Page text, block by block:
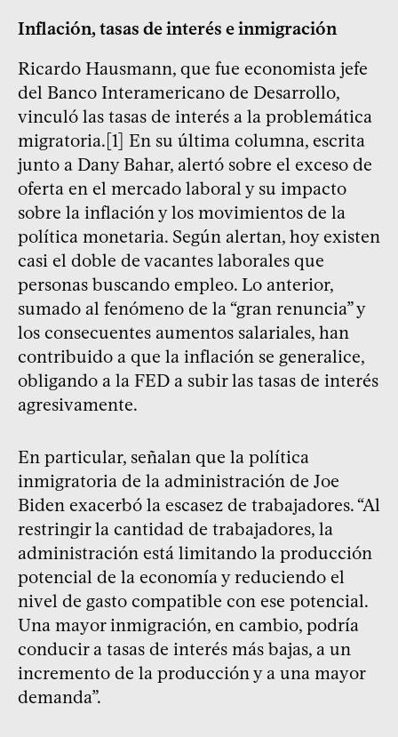
Inflación, tasas de interés e inmigración
Ricardo Hausmann, que fue economista jefe
del Banco Interamericano de Desarrollo,
vinculó las tasas de interés a la problemática
migratoria.[1] En su última columna, escrita
junto a Dany Bahar, alertó sobre el exceso de
oferta en el mercado laboral y su impacto
sobre la inflación y los movimientos de la
política monetaria. Según alertan, hoy existen
casi el doble de vacantes laborales que
personas buscando empleo. Lo anterior,
sumado al fenómeno de la “gran renuncia” y
los consecuentes aumentos salariales, han
contribuido a que la inflación se generalice,
obligando a la FED a subir las tasas de interés
agresivamente.
En particular, señalan que la política
inmigratoria de la administración de Joe
Biden exacerbó la escasez de trabajadores. “Al
restringir la cantidad de trabajadores, la
administración está limitando la producción
potencial de la economía y reduciendo el
nivel de gasto compatible con ese potencial.
Una mayor inmigración, en cambio, podría
conducir a tasas de interés más bajas, a un
incremento de la producción y a una mayor
demanda”.